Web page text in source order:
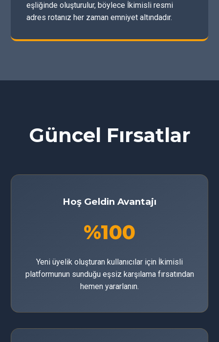
eşliğinde oluşturulur, böylece İkimisli resmi
adres rotanız her zaman emniyet altındadır.
Güncel Fırsatlar
Hoş Geldin Avantajı
%100
Yeni üyelik oluşturan kullanıcılar için İkimisli
platformunun sunduğu eşsiz karşılama fırsatından
hemen yararlanın.